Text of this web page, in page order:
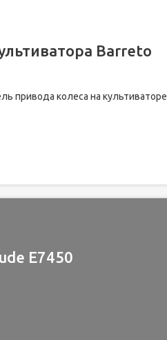
Barreto
привода колеса на культиваторе
E7450